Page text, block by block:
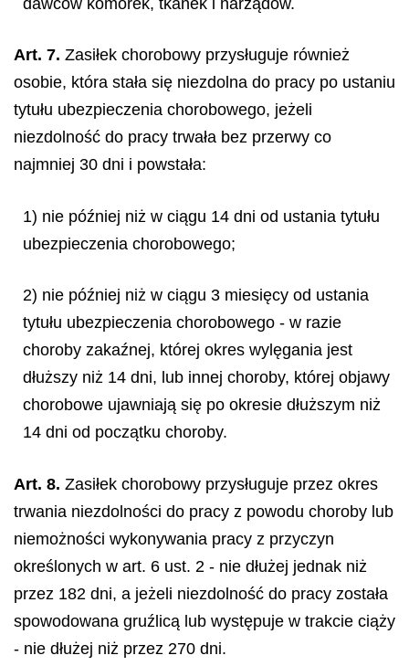
Art. 7. Zasiłek chorobowy przysługuje również
osobie, która stała się niezdolna do pracy po ustaniu
tytułu ubezpieczenia chorobowego, jeżeli
niezdolność do pracy trwała bez przerwy co
najmniej 30 dni i powstała:
1) nie później niż w ciągu 14 dni od ustania tytułu
ubezpieczenia chorobowego;
2) nie później niż w ciągu 3 miesięcy od ustania
tytułu ubezpieczenia chorobowego - w razie
choroby zakaźnej, której okres wylęgania jest
dłuższy niż 14 dni, lub innej choroby, której objawy
chorobowe ujawniają się po okresie dłuższym niż
14 dni od początku choroby.
Art. 8. Zasiłek chorobowy przysługuje przez okres
trwania niezdolności do pracy z powodu choroby lub
niemożności wykonywania pracy z przyczyn
określonych w art. 6 ust. 2 - nie dłużej jednak niż
przez 182 dni, a jeżeli niezdolność do pracy została
spowodowana gruźlicą lub występuje w trakcie ciąży
- nie dłużej niż przez 270 dni.